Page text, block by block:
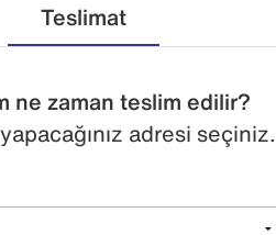
Teslimat
ne zaman teslim edilir?
adresi seçiniz.